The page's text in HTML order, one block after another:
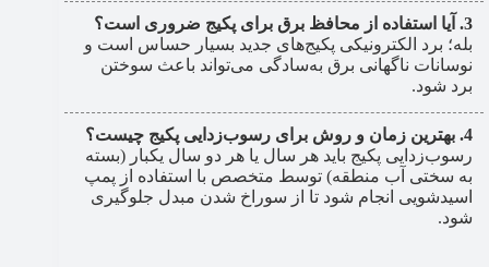
آیا استفاده از محافظ برق برای پکیج ضروری است؟
بله؛ برد الکترونیکی پکیج‌های جدید بسیار حساس است و
نوسانات ناگهانی برق به‌سادگی می‌تواند باعث سوختن
برد شود.
بهترین زمان و روش برای رسوب‌زدایی پکیج چیست؟
رسوب‌زدایی پکیج باید هر سال یا هر دو سال یکبار (بسته
به سختی آب منطقه) توسط متخصص با استفاده از پمپ
اسیدشویی انجام شود تا از سوراخ شدن مبدل جلوگیری
شود.